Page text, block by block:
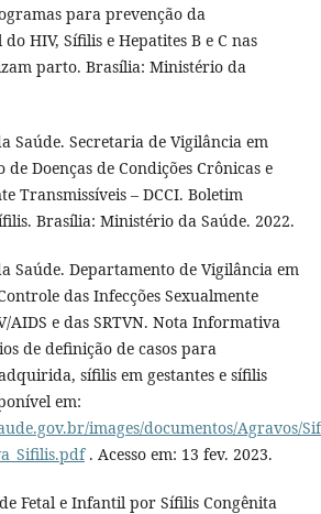
para prevenção da
HIV, Sífilis e Hepatites B e C nas
parto. Brasília: Ministério da
Saúde. Secretaria de Vigilância em
Doenças de Condições Crônicas e
Transmissíveis – DCCI. Boletim
Brasília: Ministério da Saúde. 2022.
Saúde. Departamento de Vigilância em
das Infecções Sexualmente
AIDS e das SRTVN. Nota Informativa
de definição de casos para
sífilis em gestantes e sífilis
em:
images/documentos/Agravos/
. Acesso em: 13 fev. 2023.
Fetal e Infantil por Sífilis Congênita